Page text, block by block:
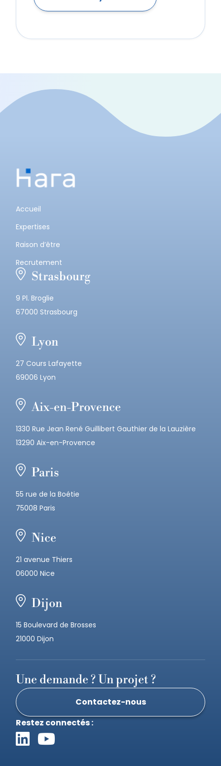
Accueil
Expertises
Raison d’être
Recrutement
Strasbourg
9 Pl. Broglie
67000 Strasbourg
Lyon
27 Cours Lafayette
69006 Lyon
Aix-en-Provence
1330 Rue Jean René Guillibert Gauthier de la Lauzière
13290 Aix-en-Provence
Paris
55 rue de la Boétie
75008 Paris
Nice
21 avenue Thiers
06000 Nice
Dijon
15 Boulevard de Brosses
21000 Dijon
Restez connectés :
Une demande ? Un projet ?
Contactez-nous